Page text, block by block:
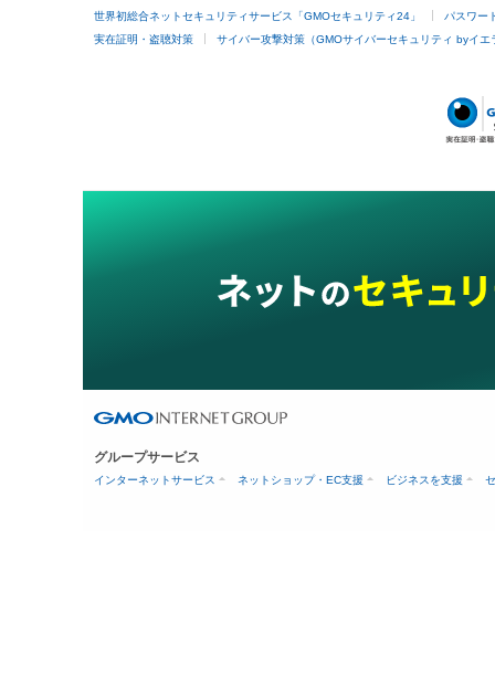
世界初総合ネットセキュリティサービス「GMOセキュリティ24」
パスワー
実在証明・盗聴対策
サイバー攻撃対策（GMOサイバーセキュリティ byイエ
グループサービス
インターネットサービス ネットショップ・EC支援 ビジネスを支援